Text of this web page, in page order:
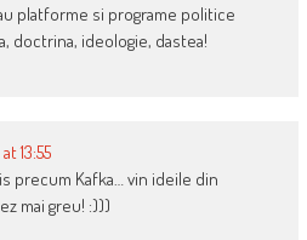
platforme si programe politice
doctrina, ideologie, dastea!
13:55
precum Kafka… vin ideile din
mai greu! :)))